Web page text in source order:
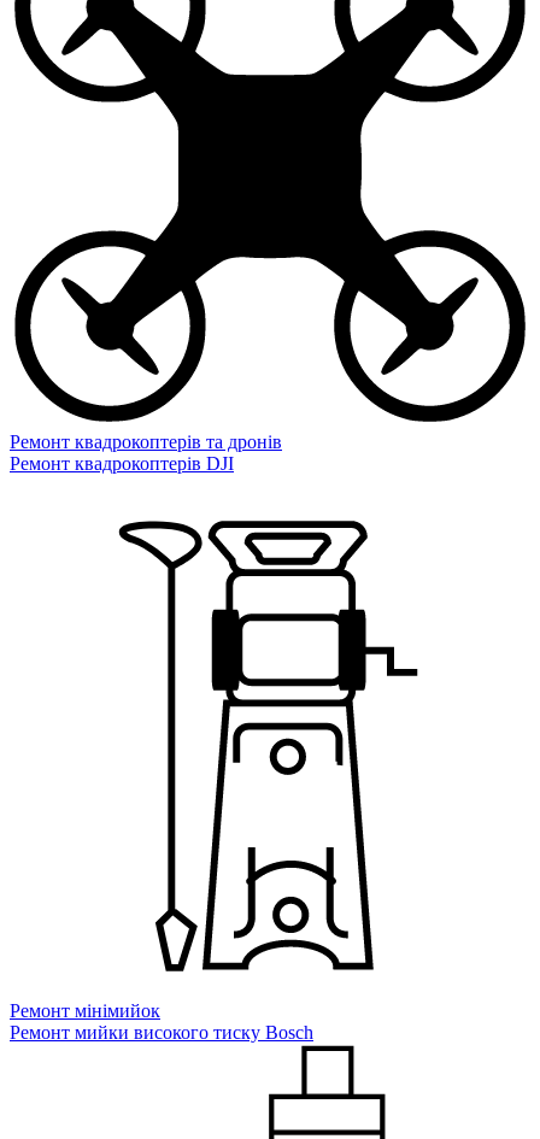
Ремонт квадрокоптерів та дронів
Ремонт квадрокоптерів DJI
Ремонт мiнiмийок
Ремонт мийки високого тиску Bosch